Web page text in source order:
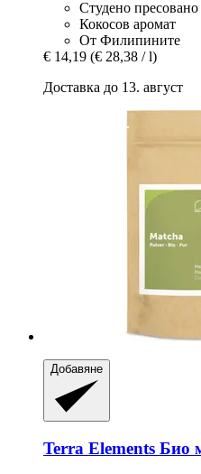
Студено пресовано
Кокосов аромат
От Филипините
€ 14,19 (€ 28,38 / l)
Доставка до 13. август
Добавяне
Terra Elements Био